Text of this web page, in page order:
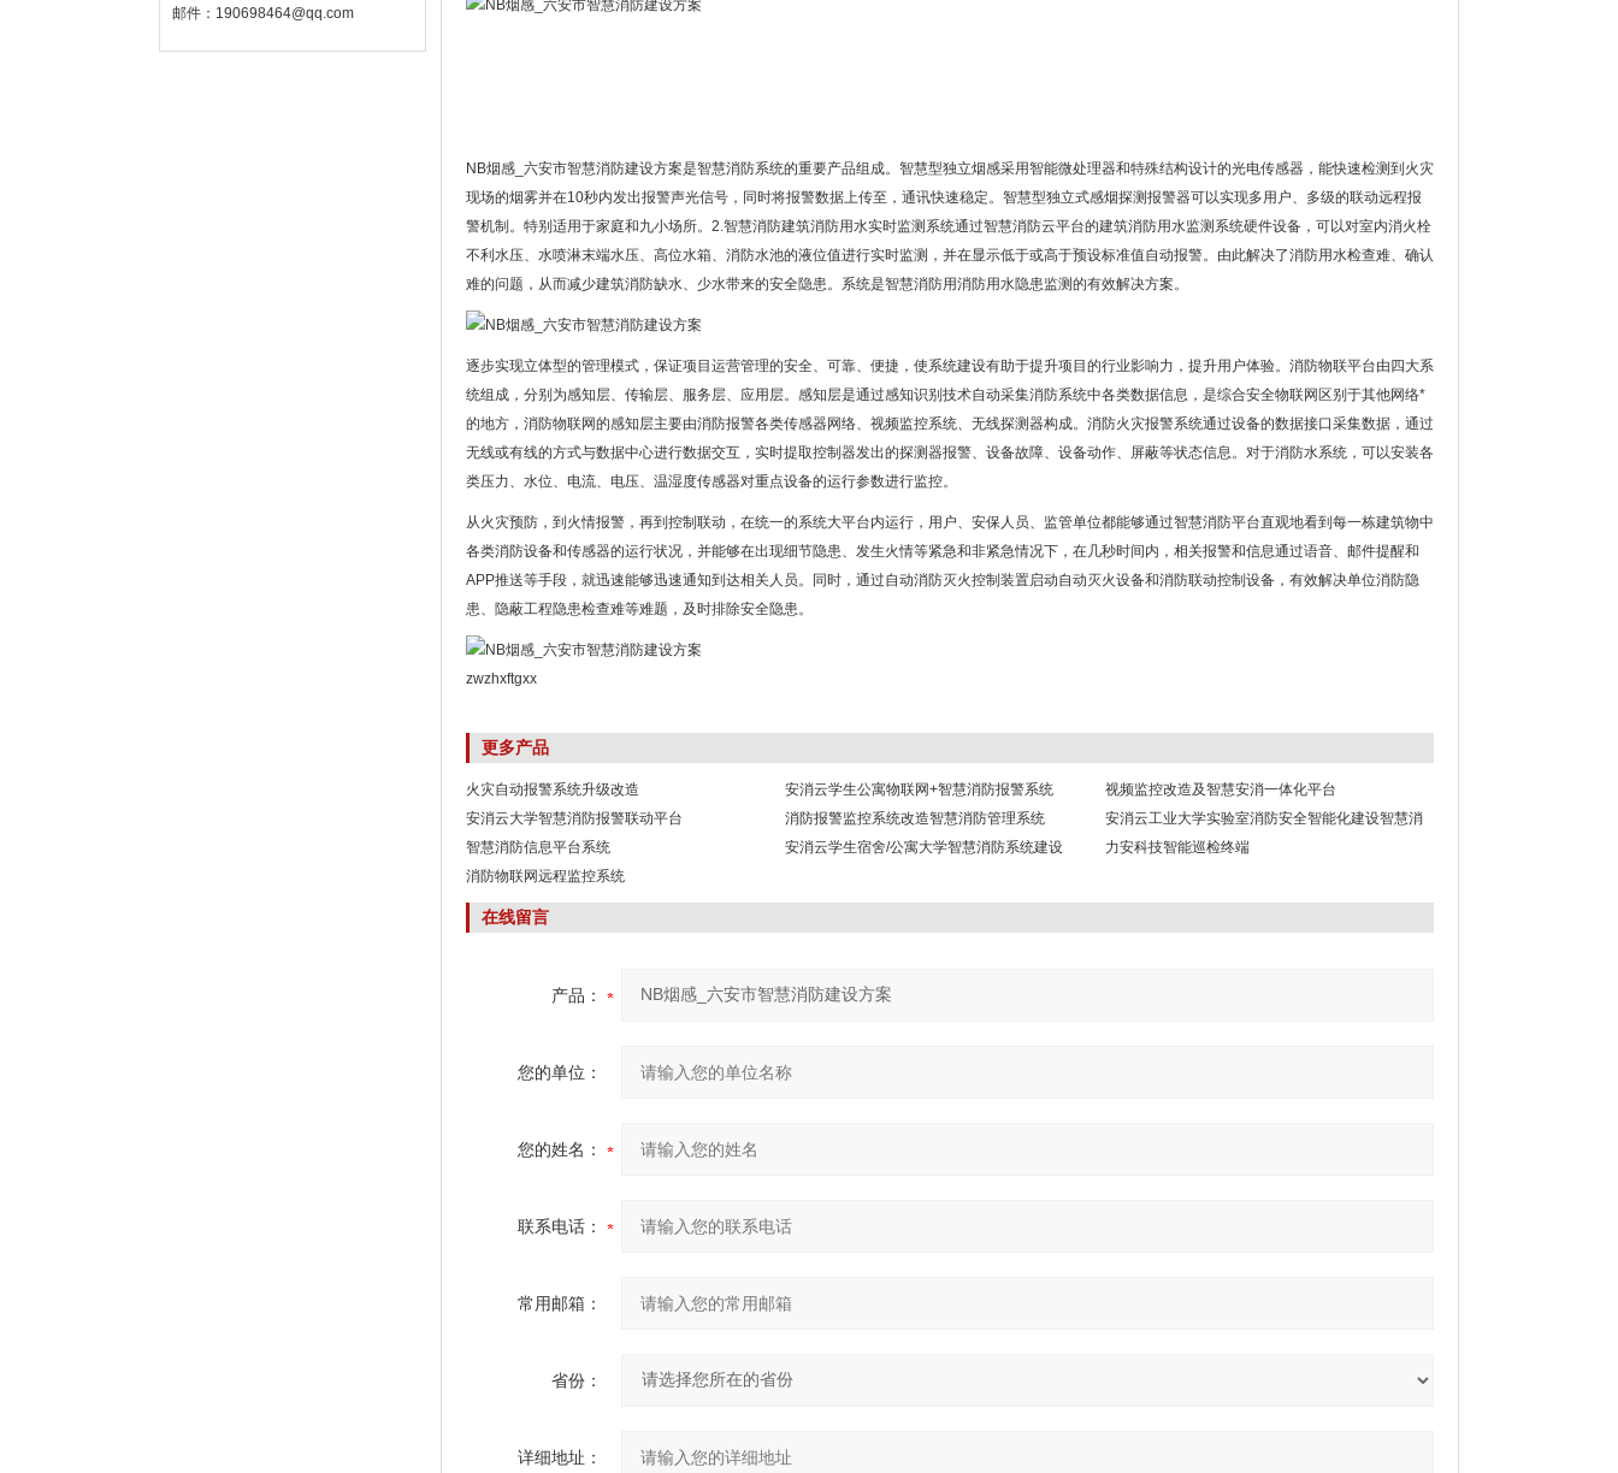
邮件：190698464@qq.com
NB烟感_六安市智慧消防建设方案是智慧消防系统的重要产品组成。智慧型独立烟感采用智能微处理器和特殊结构设计的光电传感器，能快速检测到火灾
现场的烟雾并在10秒内发出报警声光信号，同时将报警数据上传至，通讯快速稳定。智慧型独立式感烟探测报警器可以实现多用户、多级的联动远程报
警机制。特别适用于家庭和九小场所。2.智慧消防建筑消防用水实时监测系统通过智慧消防云平台的建筑消防用水监测系统硬件设备，可以对室内消火栓
不利水压、水喷淋末端水压、高位水箱、消防水池的液位值进行实时监测，并在显示低于或高于预设标准值自动报警。由此解决了消防用水检查难、确认
难的问题，从而减少建筑消防缺水、少水带来的安全隐患。系统是智慧消防用消防用水隐患监测的有效解决方案。
逐步实现立体型的管理模式，保证项目运营管理的安全、可靠、便捷，使系统建设有助于提升项目的行业影响力，提升用户体验。消防物联平台由四大系
统组成，分别为感知层、传输层、服务层、应用层。感知层是通过感知识别技术自动采集消防系统中各类数据信息，是综合安全物联网区别于其他网络*
的地方，消防物联网的感知层主要由消防报警各类传感器网络、视频监控系统、无线探测器构成。消防火灾报警系统通过设备的数据接口采集数据，通过
无线或有线的方式与数据中心进行数据交互，实时提取控制器发出的探测器报警、设备故障、设备动作、屏蔽等状态信息。对于消防水系统，可以安装各
类压力、水位、电流、电压、温湿度传感器对重点设备的运行参数进行监控。
从火灾预防，到火情报警，再到控制联动，在统一的系统大平台内运行，用户、安保人员、监管单位都能够通过智慧消防平台直观地看到每一栋建筑物中
各类消防设备和传感器的运行状况，并能够在出现细节隐患、发生火情等紧急和非紧急情况下，在几秒时间内，相关报警和信息通过语音、邮件提醒和
APP推送等手段，就迅速能够迅速通知到达相关人员。同时，通过自动消防灭火控制装置启动自动灭火设备和消防联动控制设备，有效解决单位消防隐
患、隐蔽工程隐患检查难等难题，及时排除安全隐患。
zwzhxftgxx
更多产品
火灾自动报警系统升级改造 安消云学生公寓物联网+智慧消防报警系统
视频监控改造及智慧安消一体化平台
安消云大学智慧消防报警联动平台
消防报警监控系统改造智慧消防管理系统
安消云工业大学实验室消防安全智能化建设智慧消
防
智慧消防信息平台系统 安消云学生宿舍/公寓大学智慧消防系统建设
力安科技智能巡检终端
消防物联网远程监控系统
在线留言
产品：
您的单位：
您的姓名：
联系电话：
常用邮箱：
省份：
详细地址：